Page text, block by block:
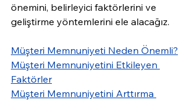
önemini, belirleyici faktörlerini ve
geliştirme yöntemlerini ele alacağız.
Müşteri Memnuniyeti Neden Önemli?
Müşteri Memnuniyetini Etkileyen
Faktörler
Müşteri Memnuniyetini Arttırma